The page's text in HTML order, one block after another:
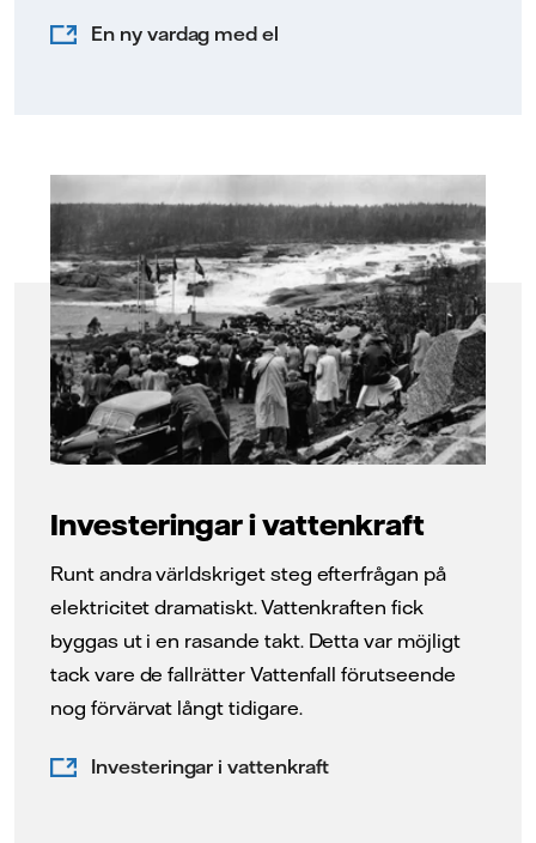
En ny vardag med el
Investeringar i vattenkraft
Runt andra världskriget steg efterfrågan på
elektricitet dramatiskt. Vattenkraften fick
byggas ut i en rasande takt. Detta var möjligt
tack vare de fallrätter Vattenfall förutseende
nog förvärvat långt tidigare.
Investeringar i vattenkraft